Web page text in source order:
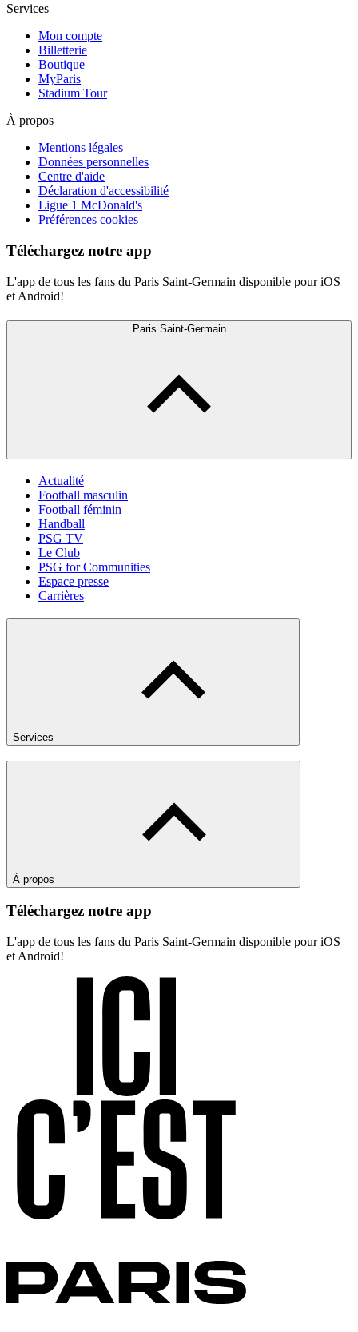
Services
Mon compte
Billetterie
Boutique
MyParis
Stadium Tour
À propos
Mentions légales
Données personnelles
Centre d'aide
Déclaration d'accessibilité
Ligue 1 McDonald's
Préférences cookies
Téléchargez notre app
L'app de tous les fans du Paris Saint-Germain disponible pour iOS
et Android!
Paris Saint-Germain
Actualité
Football masculin
Football féminin
Handball
PSG TV
Le Club
PSG for Communities
Espace presse
Carrières
Services
À propos
Téléchargez notre app
L'app de tous les fans du Paris Saint-Germain disponible pour iOS
et Android!